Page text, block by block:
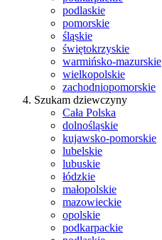
podlaskie
pomorskie
śląskie
świętokrzyskie
warmińsko-mazurskie
wielkopolskie
zachodniopomorskie
Szukam dziewczyny
Cała Polska
dolnośląskie
kujawsko-pomorskie
lubelskie
lubuskie
łódzkie
małopolskie
mazowieckie
opolskie
podkarpackie